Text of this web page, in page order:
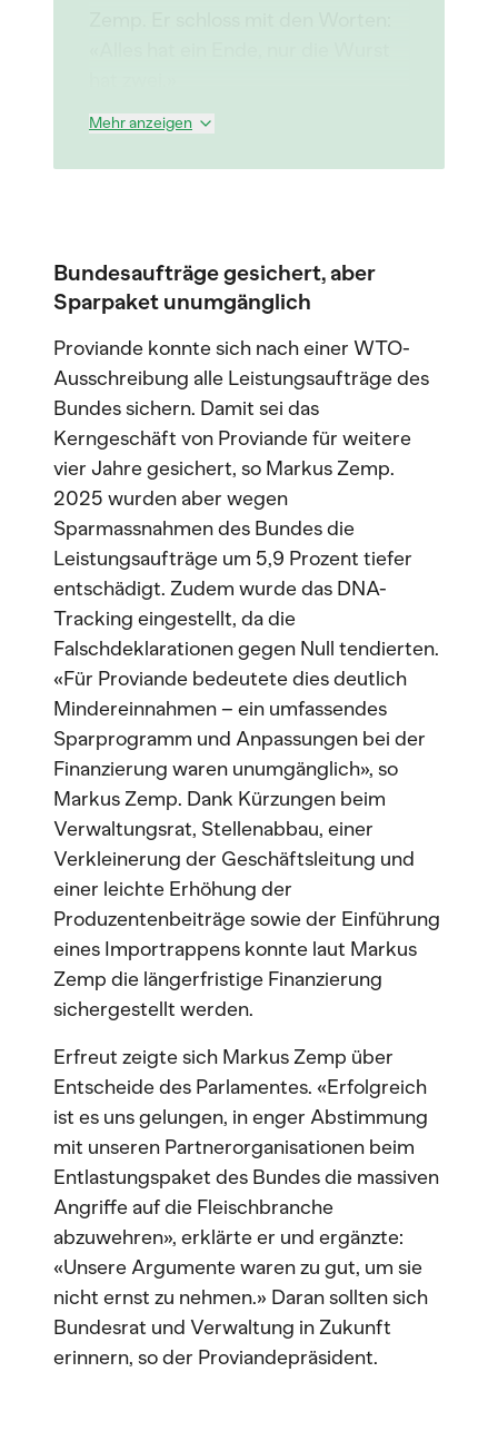
Mehr anzeigen
Bundesaufträge gesichert, aber
Sparpaket unumgänglich
Proviande konnte sich nach einer WTO-
Ausschreibung alle Leistungsaufträge des
Bundes sichern. Damit sei das
Kerngeschäft von Proviande für weitere
vier Jahre gesichert, so Markus Zemp.
2025 wurden aber wegen
Sparmassnahmen des Bundes die
Leistungsaufträge um 5,9 Prozent tiefer
entschädigt. Zudem wurde das DNA-
Tracking eingestellt, da die
Falschdeklarationen gegen Null tendierten.
«Für Proviande bedeutete dies deutlich
Mindereinnahmen – ein umfassendes
Sparprogramm und Anpassungen bei der
Finanzierung waren unumgänglich», so
Markus Zemp. Dank Kürzungen beim
Verwaltungsrat, Stellenabbau, einer
Verkleinerung der Geschäftsleitung und
einer leichte Erhöhung der
Produzentenbeiträge sowie der Einführung
eines Importrappens konnte laut Markus
Zemp die längerfristige Finanzierung
sichergestellt werden.
Erfreut zeigte sich Markus Zemp über
Entscheide des Parlamentes. «Erfolgreich
ist es uns gelungen, in enger Abstimmung
mit unseren Partnerorganisationen beim
Entlastungspaket des Bundes die massiven
Angriffe auf die Fleischbranche
abzuwehren», erklärte er und ergänzte:
«Unsere Argumente waren zu gut, um sie
nicht ernst zu nehmen.» Daran sollten sich
Bundesrat und Verwaltung in Zukunft
erinnern, so der Proviandepräsident.